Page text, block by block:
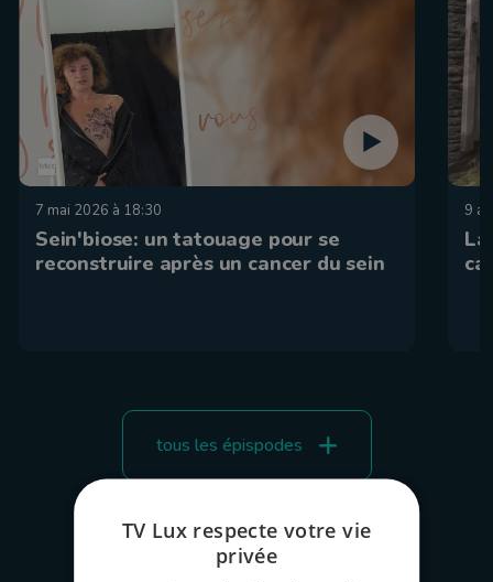
7 mai 2026 à 18:30
Sein'biose: un tatouage pour se
reconstruire après un cancer du sein
9
tous les épispodes
TV Lux respecte votre vie
privée